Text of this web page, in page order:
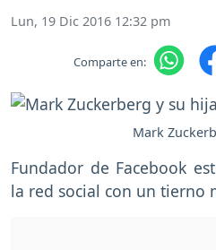
Lun, 19 Dic 2016 12:32 pm
Comparte en:
Mark
Fundador de Facebook
la red social con un tierno